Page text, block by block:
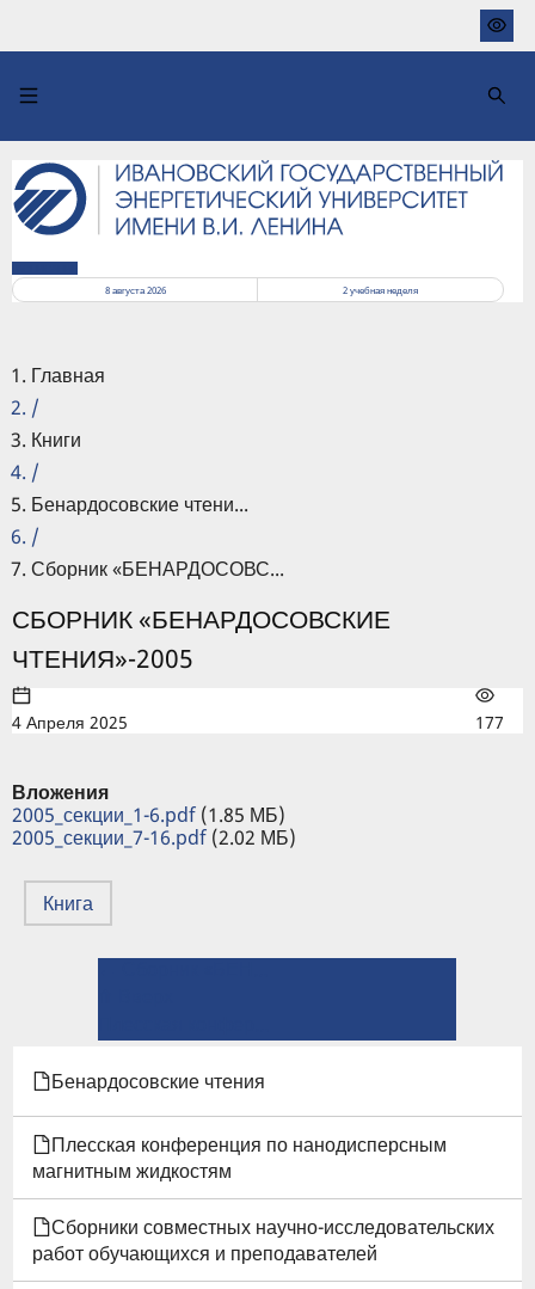
основному
8 августа 2026
2учебная неделя
Главная
/
Книги
/
Бенардосовские чтени...
/
Сборник «БЕНАРДОСОВС...
СБОРНИК «БЕНАРДОСОВСКИЕ
ЧТЕНИЯ»-2005
4 Апреля 2025 177
Вложения
2005_секции_1-6.pdf (1.85 МБ)
2005_секции_7-16.pdf (2.02 МБ)
Книга
КНИГИ
ДЛЯ
СБОРНИК
«БЕНАРДОСОВСКИЕ
ЧТЕНИЯ»-2005
Бенардосовские чтения
Плесская конференция по нанодисперсным
магнитным жидкостям
Сборники совместных научно-исследовательских
работ обучающихся и преподавателей